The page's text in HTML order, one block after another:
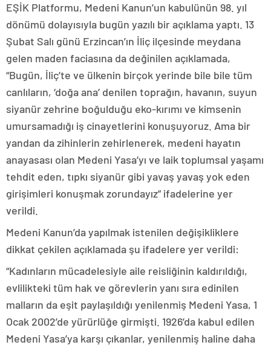
EŞİK Platformu, Medeni Kanun’un kabulünün 98. yıl
dönümü dolayısıyla bugün yazılı bir açıklama yaptı. 13
Şubat Salı günü Erzincan’ın İliç ilçesinde meydana
gelen maden faciasına da değinilen açıklamada,
“Bugün, İliç’te ve ülkenin birçok yerinde bile bile tüm
canlıların, ‘doğa ana’ denilen toprağın, havanın, suyun
siyanür zehrine boğulduğu eko-kırımı ve kimsenin
umursamadığı iş cinayetlerini konuşuyoruz. Ama bir
yandan da zihinlerin zehirlenerek, medeni hayatın
anayasası olan Medeni Yasa’yı ve laik toplumsal yaşamı
tehdit eden, tıpkı siyanür gibi yavaş yavaş yok eden
girişimleri konuşmak zorundayız” ifadelerine yer
verildi.
Medeni Kanun’da yapılmak istenilen değişikliklere
dikkat çekilen açıklamada şu ifadelere yer verildi:
“Kadınların mücadelesiyle aile reisliğinin kaldırıldığı,
evlilikteki tüm hak ve görevlerin yanı sıra edinilen
malların da eşit paylaşıldığı yenilenmiş Medeni Yasa, 1
Ocak 2002’de yürürlüğe girmişti. 1926’da kabul edilen
Medeni Yasa’ya karşı çıkanlar, yenilenmiş haline daha